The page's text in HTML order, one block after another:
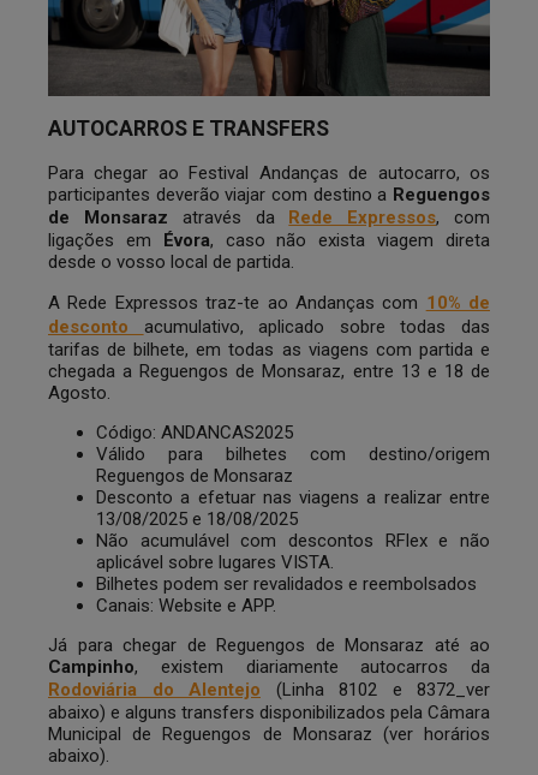
AUTOCARROS E TRANSFERS
Para chegar ao Festival Andanças de autocarro, os
participantes deverão viajar com destino a Reguengos
de Monsaraz através da Rede Expressos, com
ligações em Évora, caso não exista viagem direta
desde o vosso local de partida.
A Rede Expressos traz-te ao Andanças com 10% de
desconto acumulativo, aplicado sobre todas das
tarifas de bilhete, em todas as viagens com partida e
chegada a Reguengos de Monsaraz, entre 13 e 18 de
Agosto.
Código: ANDANCAS2025
Válido para bilhetes com destino/origem
Reguengos de Monsaraz
Desconto a efetuar nas viagens a realizar entre
13/08/2025 e 18/08/2025
Não acumulável com descontos RFlex e não
aplicável sobre lugares VISTA.
Bilhetes podem ser revalidados e reembolsados
Canais: Website e APP.
Já para chegar de Reguengos de Monsaraz até ao
Campinho, existem diariamente autocarros da
Rodoviária do Alentejo (Linha 8102 e 8372_ver
abaixo) e alguns transfers disponibilizados pela Câmara
Municipal de Reguengos de Monsaraz (ver horários
abaixo).